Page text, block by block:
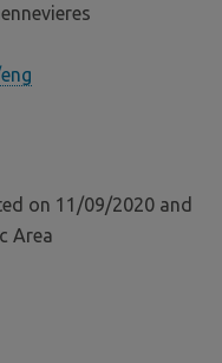
on 11/09/2020 and
Area